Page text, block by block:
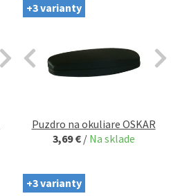
+3 varianty
Puzdro na okuliare OSKAR
3,69 € / Na sklade
+3 varianty